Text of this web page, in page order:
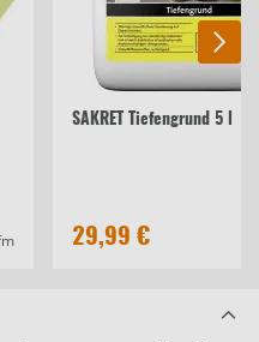
SAKRET Tiefengrund 5 l
29,99 €